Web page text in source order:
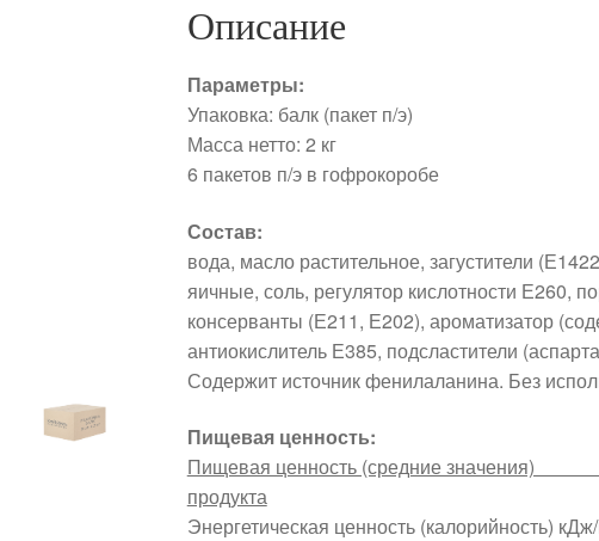
Описание
Параметры:
Упаковка: балк (пакет п/э)
Масса нетто: 2 кг
6 пакетов п/э в гофрокоробе
Состав:
вода, масло растительное, загустители
яичные, соль, регулятор кислотности Е260,
консерванты (Е211, Е202), ароматизатор
антиокислитель Е385, подсластители
Содержит источник фенилаланина. Без
Пищевая ценность:
Пищевая ценность (средние
продукта
Энергетическая ценность